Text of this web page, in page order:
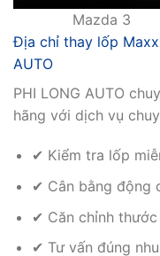
Mazda 3
Địa chỉ thay lốp
AUTO
PHI LONG AUTO
hãng với dịch vụ
✔ Kiểm tra lốp
✔ Cân bằng động
✔ Căn chỉnh
✔ Tư vấn đúng